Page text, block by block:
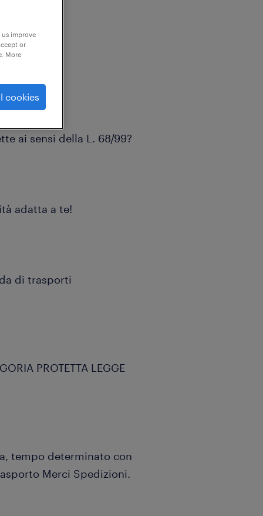
ai sensi della L. 68/99?
adatta a te!
di trasporti
PROTETTA LEGGE
tempo determinato con
Merci Spedizioni.
improve
or
More
cookies